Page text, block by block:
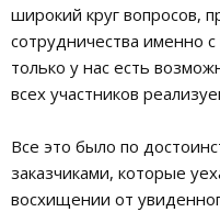
широкий круг вопросов,
сотрудничества именно
только у нас есть
всех участников
Все это было по
заказчиками, которые
восхищении от